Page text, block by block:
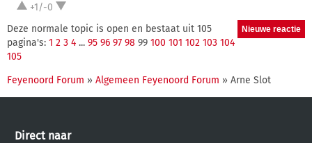
+1/-0
Deze normale topic is open en bestaat uit 105
pagina's: 1 2 3 4 ... 95 96 97 98 99 100 101 102 103 104
105
Feyenoord Forum » Algemeen Feyenoord Forum » Arne Slot
Direct naar